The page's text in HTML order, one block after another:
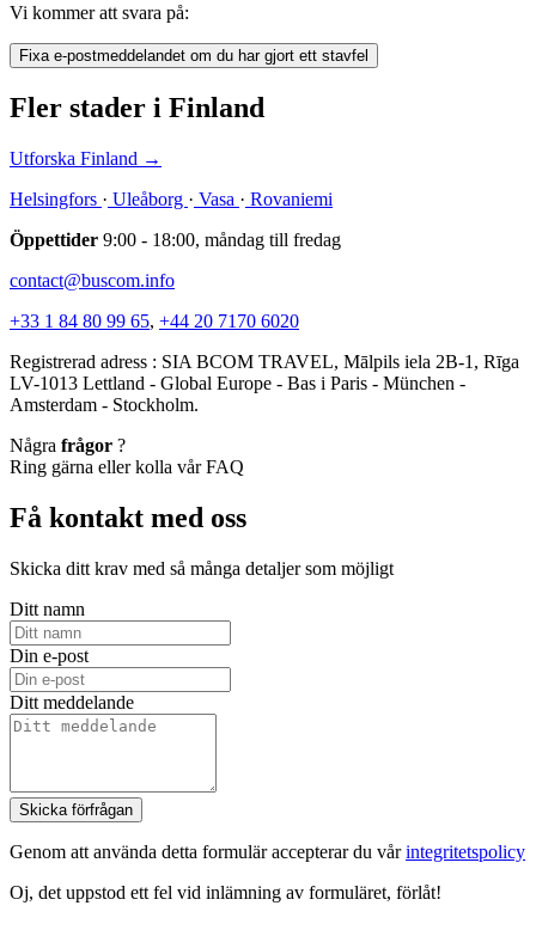
Vi kommer att svara på:
Fixa e-postmeddelandet om du har gjort ett stavfel
Fler stader i Finland
Utforska Finland →
Helsingfors · Uleåborg · Vasa · Rovaniemi
Öppettider 9:00 - 18:00, måndag till fredag
contact@buscom.info
+33 1 84 80 99 65, +44 20 7170 6020
Registrerad adress : SIA BCOM TRAVEL, Mālpils iela 2B-1, Rīga
LV-1013 Lettland - Global Europe - Bas i Paris - München -
Amsterdam - Stockholm.
Några frågor ?
Ring gärna eller kolla vår FAQ
Få kontakt med oss
Skicka ditt krav med så många detaljer som möjligt
Ditt namn
Din e-post
Ditt meddelande
Skicka förfrågan
Genom att använda detta formulär accepterar du vårintegritetspolicy
Oj, det uppstod ett fel vid inlämning av formuläret, förlåt!